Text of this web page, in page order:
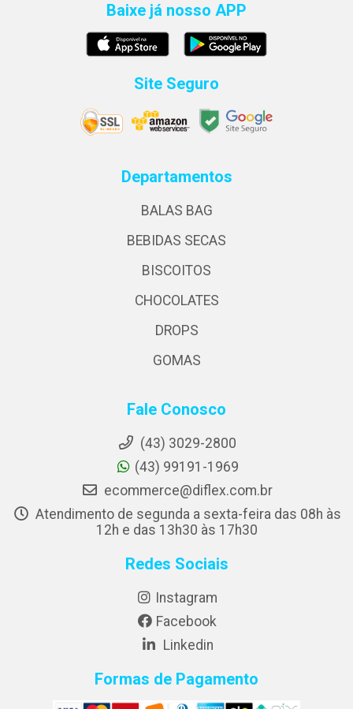
Baixe já nosso APP
Site Seguro
Departamentos
BALAS BAG
BEBIDAS SECAS
BISCOITOS
CHOCOLATES
DROPS
GOMAS
Fale Conosco
(43) 3029-2800
(43) 99191-1969
ecommerce@diflex.com.br
Atendimento de segunda a sexta-feira das 08h às
12h e das 13h30 às 17h30
Redes Sociais
Instagram
Facebook
Linkedin
Formas de Pagamento